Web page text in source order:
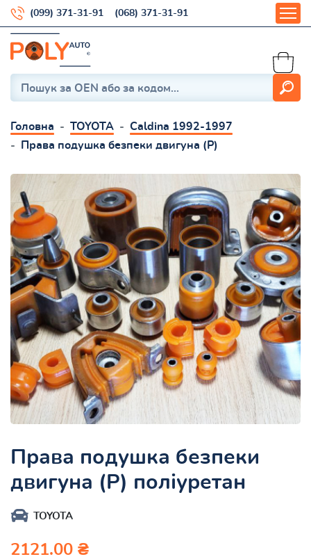
(099) 371-31-91 (068) 371-31-91
Головна TOYOTA
Caldina 1992-1997
Права подушка безпеки двигуна (P)
Права подушка безпеки
двигуна (P) поліуретан
TOYOTA
2121.00 ₴